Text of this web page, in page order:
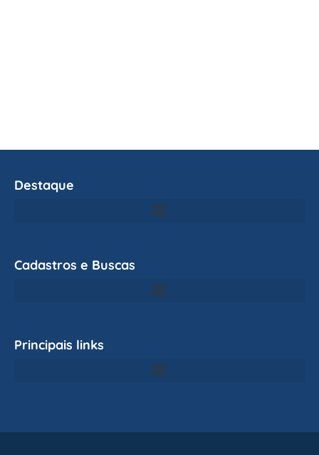
Destaque
Cadastros e Buscas
Principais links